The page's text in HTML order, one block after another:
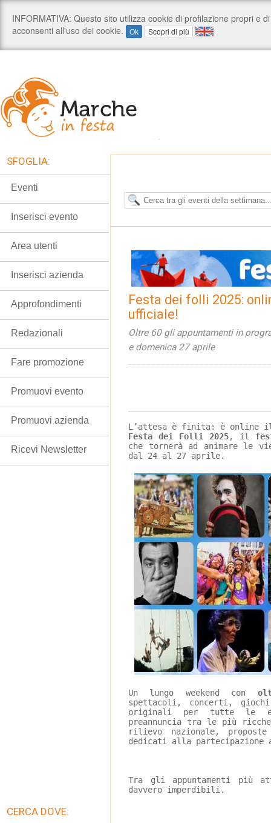
Festa dei folli 2025:
ufficiale!
Oltre 60 gli appuntamenti in
e domenica 27 aprile
L’attesa è finita: è online
Festa dei Folli 2025, il
che tornerà ad animare le
dal 24 al 27 aprile.
Un lungo weekend con
spettacoli, concerti,
originali per tutte le
preannuncia tra le più
rilievo nazionale,
dedicati alla partecipazione
Tra gli appuntamenti più
davvero imperdibili.
SFOGLIA:
Eventi
Inserisci evento
Area utenti
Inserisci azienda
Approfondimenti
Redazionali
Fare promozione
Promuovi evento
Promuovi azienda
Ricevi Newsletter
CERCA DOVE: